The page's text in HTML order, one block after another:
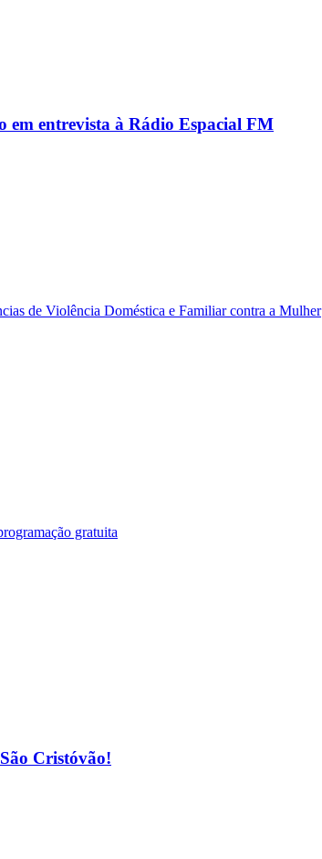
em entrevista à Rádio Espacial FM
de Violência Doméstica e Familiar contra a Mulher
gratuita
Cristóvão!